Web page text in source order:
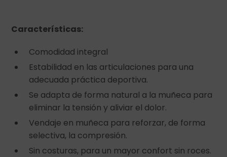
Características:
Comodidad integral
Estabilidad en las articulaciones para una
adecuada práctica deportiva.
Se adapta de forma natural a la muñeca para
eliminar la tensión y aliviar el dolor.
Vendaje en muñeca para reforzar, de forma
selectiva, la compresión.
Sin costuras, para un mayor confort sin roces.